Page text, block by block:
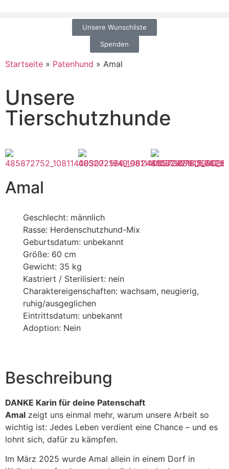
Unsere Wunschliste
Spenden
Startseite » Patenhund » Amal
Unsere
Tierschutzhunde
Amal
Geschlecht: männlich
Rasse: Herdenschutzhund-Mix
Geburtsdatum: unbekannt
Größe: 60 cm
Gewicht: 35 kg
Kastriert / Sterilisiert: nein
Charaktereigenschaften: wachsam, neugierig,
ruhig/ausgeglichen
Eintrittsdatum: unbekannt
Adoption: Nein
Beschreibung
DANKE Karin für deine Patenschaft
Amal zeigt uns einmal mehr, warum unsere Arbeit so
wichtig ist: Jedes Leben verdient eine Chance – und es
lohnt sich, dafür zu kämpfen.
Im März 2025 wurde Amal allein in einem Dorf in